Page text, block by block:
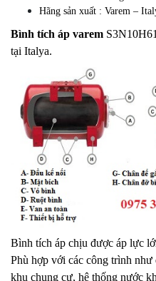
Hãng sản xuất : Varem –
Bình tích áp varem
tại Italya.
Bình tích áp chịu được áp lực
Phù hợp với các công trình như
khu chung cư, hệ thống nước